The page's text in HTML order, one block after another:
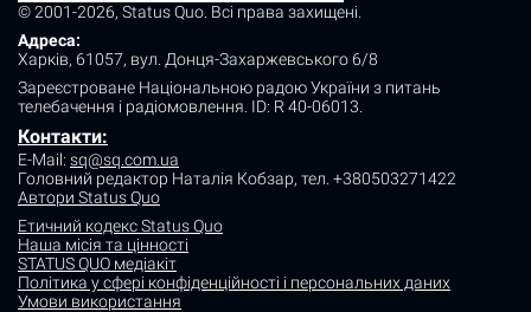
© 2001-2026, Status Quo. Всі права захищені.
Адреса:
Харків, 61057, вул. Донця-Захаржевського 6/8
Зареєстроване Національною радою України з питань
телебачення і радіомовлення. ID: R 40-06013.
Контакти:
E-Mail: sq@sq.com.ua
Головний редактор Наталія Кобзар, тел. +380503271422
Автори Status Quo
Етичний кодекс Status Quo
Наша місія та цінності
STATUS QUO медіакіт
Політика у сфері конфіденційності і персональних даних
Умови використання